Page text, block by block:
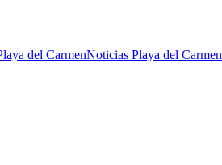
del CarmenNoticias Playa del Carmen